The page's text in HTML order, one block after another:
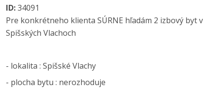
ID:34091
Pre konkrétneho klienta SÚRNE hľadám 2 izbový byt v
Spišských Vlachoch
- lokalita : Spišské Vlachy
- plocha bytu : nerozhoduje